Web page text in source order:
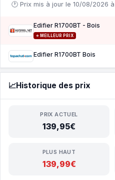
🕐 Prix mis à jour le 10/08/2026 à
Edifier R1700BT - Bois
⭐ MEILLEUR PRIX
Edifier R1700BT Bois
📈Historique des prix
PRIX ACTUEL
139,95€
PLUS HAUT
139,99€